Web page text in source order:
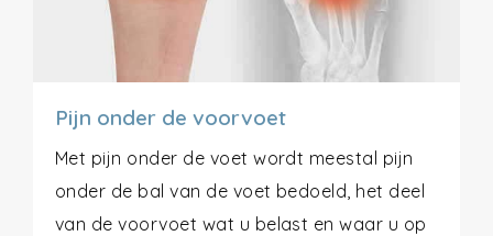
Pijn onder de voorvoet
Met pijn onder de voet wordt meestal pijn
onder de bal van de voet bedoeld, het deel
van de voorvoet wat u belast en waar u op